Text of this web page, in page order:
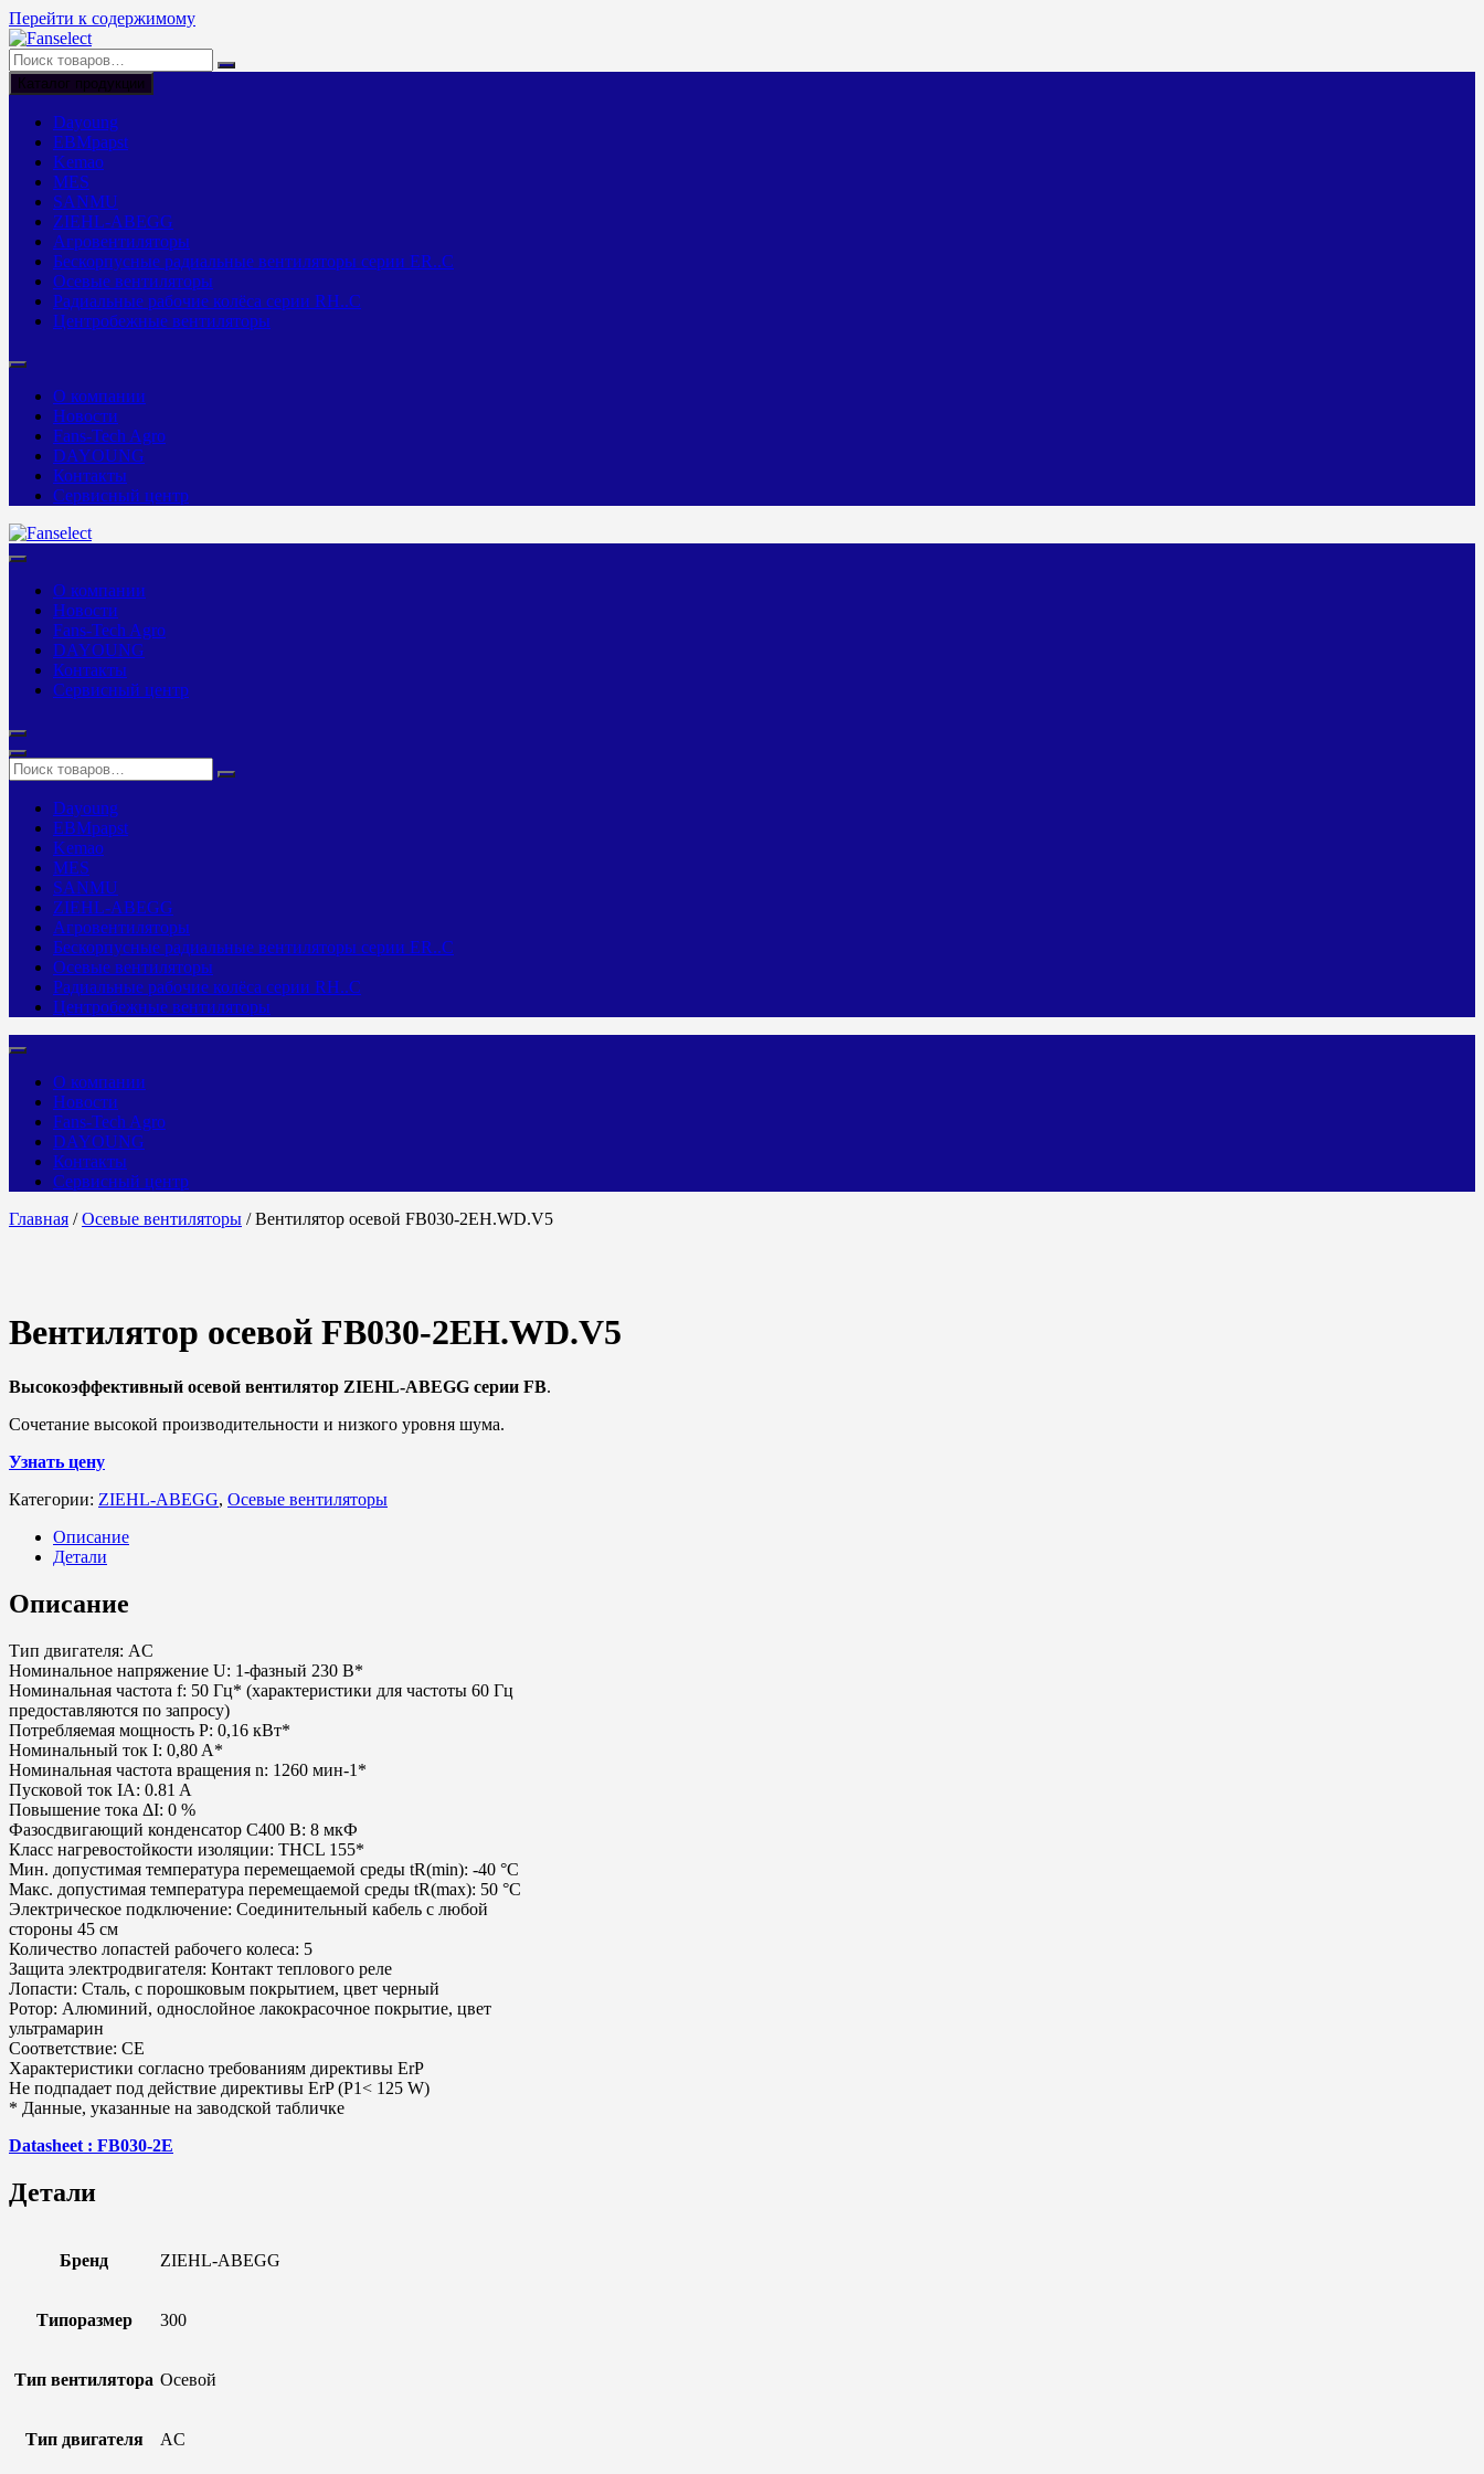
Перейти к содержимому
Каталог продукции
Dayoung
EBMpapst
Kemao
MES
SANMU
ZIEHL-ABEGG
Агровентиляторы
Бескорпусные радиальные вентиляторы серии ER..C
Осевые вентиляторы
Радиальные рабочие колёса серии RH..C
Центробежные вентиляторы
О компании
Новости
Fans-Tech Agro
DAYOUNG
Контакты
Сервисный центр
О компании
Новости
Fans-Tech Agro
DAYOUNG
Контакты
Сервисный центр
Dayoung
EBMpapst
Kemao
MES
SANMU
ZIEHL-ABEGG
Агровентиляторы
Бескорпусные радиальные вентиляторы серии ER..C
Осевые вентиляторы
Радиальные рабочие колёса серии RH..C
Центробежные вентиляторы
О компании
Новости
Fans-Tech Agro
DAYOUNG
Контакты
Сервисный центр
Главная /Осевые вентиляторы / Вентилятор осевой FB030-2EH.WD.V5
Вентилятор осевой FB030-2EH.WD.V5
Высокоэффективный осевой вентилятор ZIEHL-ABEGG серии FB.
Сочетание высокой производительности и низкого уровня шума.
Узнать цену
Категории: ZIEHL-ABEGG, Осевые вентиляторы
Описание
Детали
Описание
Тип двигателя: AC
Номинальное напряжение U: 1-фазный 230 В*
Номинальная частота f: 50 Гц* (характеристики для частоты 60 Гц
предоставляются по запросу)
Потребляемая мощность P: 0,16 кВт*
Номинальный ток I: 0,80 A*
Номинальная частота вращения n: 1260 мин-1*
Пусковой ток IA: 0.81 A
Повышение тока ΔI: 0 %
Фазосдвигающий конденсатор C400 В: 8 мкФ
Класс нагревостойкости изоляции: THCL 155*
Мин. допустимая температура перемещаемой среды tR(min): -40 °C
Макс. допустимая температура перемещаемой среды tR(max): 50 °C
Электрическое подключение: Соединительный кабель с любой
стороны 45 см
Количество лопастей рабочего колеса: 5
Защита электродвигателя: Контакт теплового реле
Лопасти: Сталь, с порошковым покрытием, цвет черный
Ротор: Алюминий, однослойное лакокрасочное покрытие, цвет
ультрамарин
Соответствие: CE
Характеристики согласно требованиям директивы ErP
Не подпадает под действие директивы ErP (P1< 125 W)
* Данные, указанные на заводской табличке
Datasheet : FB030-2E
Детали
Бренд ZIEHL-ABEGG
Типоразмер 300
Тип вентилятора Осевой
Тип двигателя AC